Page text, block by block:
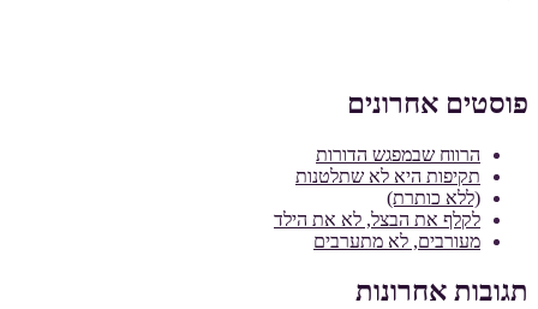
פוסטים אחרונים
הרווח שבמפגש הדורות
תקיפות היא לא שתלטנות
(ללא כותרת)
לקלף את הבצל, לא את הילד
מעורבים, לא מתערבים
תגובות אחרונות